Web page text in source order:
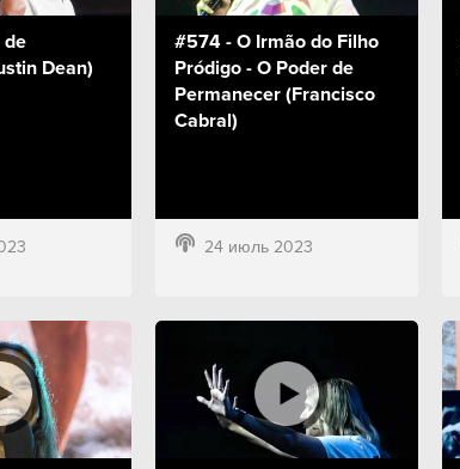
Dean)
#574 - O Irmão do Filho
Pródigo - O Poder de
Permanecer (Francisco
Cabral)
24 июль 2023